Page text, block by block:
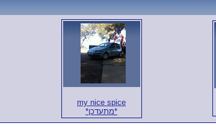
my nice spice
*מתעדכן*